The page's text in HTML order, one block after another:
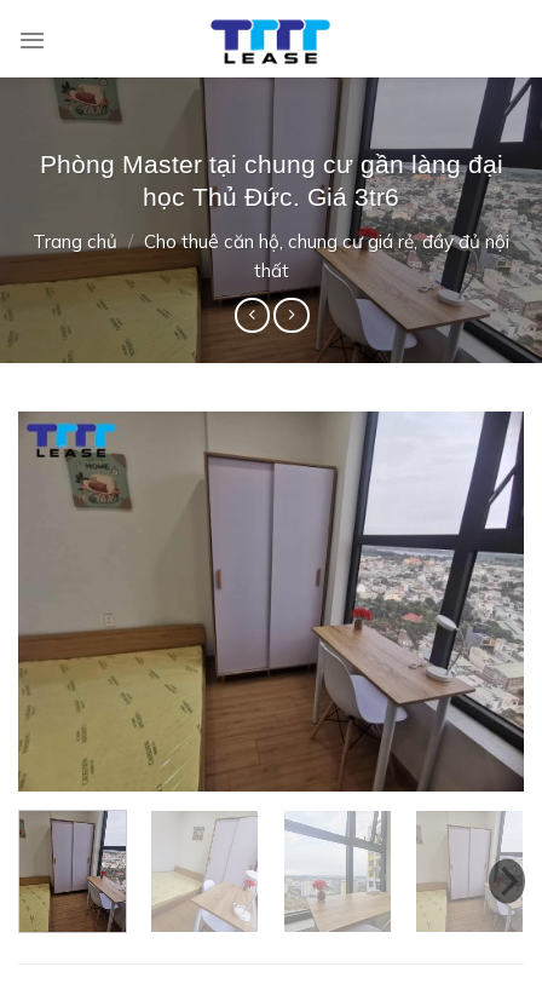
Phòng Master tại chung cư gần làng đại
học Thủ Đức. Giá 3tr6
Trang chủ / Cho thuê căn hộ, chung cư giá rẻ, đầy đủ nội
thất